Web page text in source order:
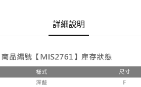
離島郵局配送
詳細說明